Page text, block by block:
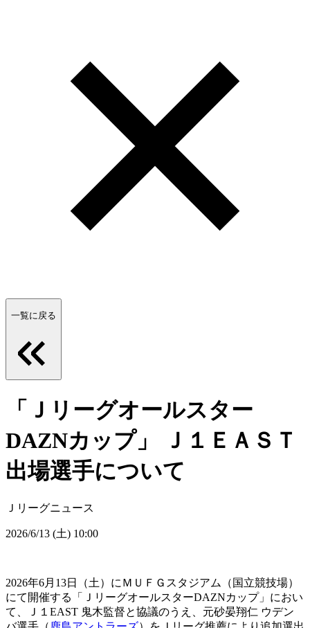
一覧に戻る
「Ｊリーグオールスター
DAZNカップ」 Ｊ１ＥＡＳＴ
出場選手について
Ｊリーグニュース
2026/6/13 (土) 10:00
2026年6月13日（土）にＭＵＦＧスタジアム（国立競技場）
にて開催する「ＪリーグオールスターDAZNカップ」におい
て、Ｊ１EAST 鬼木監督と協議のうえ、元砂晏翔仁 ウデン